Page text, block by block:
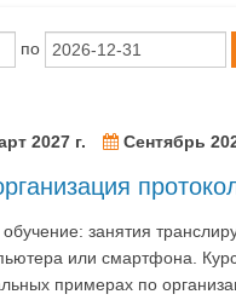
по
2027 г. Сентябрь
занятия
или смартфона.
примерах по